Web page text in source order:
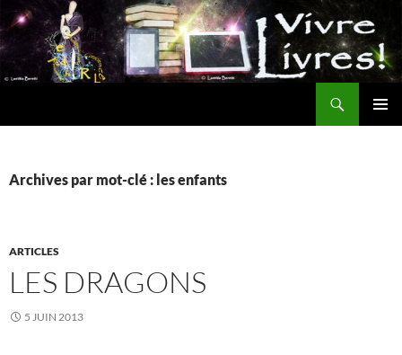
Aller
au
contenu
Archives par mot-clé : les enfants
ARTICLES
LES DRAGONS
5 JUIN 2013